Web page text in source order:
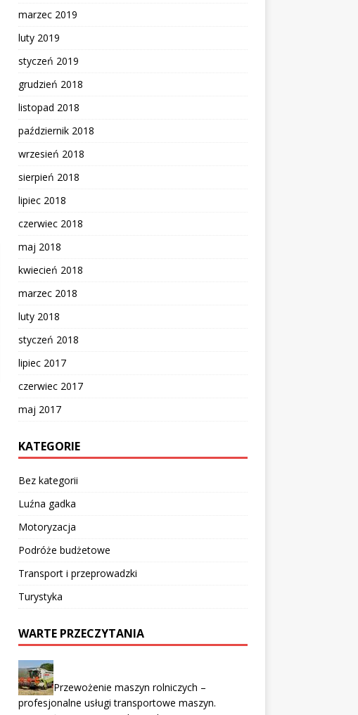
marzec 2019
luty 2019
styczeń 2019
grudzień 2018
listopad 2018
październik 2018
wrzesień 2018
sierpień 2018
lipiec 2018
czerwiec 2018
maj 2018
kwiecień 2018
marzec 2018
luty 2018
styczeń 2018
lipiec 2017
czerwiec 2017
maj 2017
KATEGORIE
Bez kategorii
Luźna gadka
Motoryzacja
Podróże budżetowe
Transport i przeprowadzki
Turystyka
WARTE PRZECZYTANIA
Przewożenie maszyn rolniczych –
profesjonalne usługi transportowe maszyn.